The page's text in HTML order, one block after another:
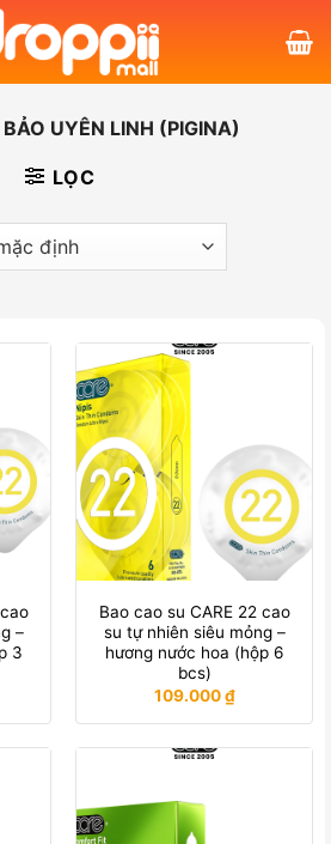
BẢO UYÊN LINH (PIGINA)
LỌC
–
3
Bao cao su CARE 22 cao
su tự nhiên siêu mỏng –
hương nước hoa (hộp 6
bcs)
109.000₫